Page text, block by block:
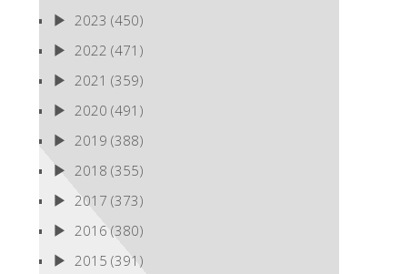
2023 (450)
2022 (471)
2021 (359)
2020 (491)
2019 (388)
2018 (355)
2017 (373)
2016 (380)
2015 (391)